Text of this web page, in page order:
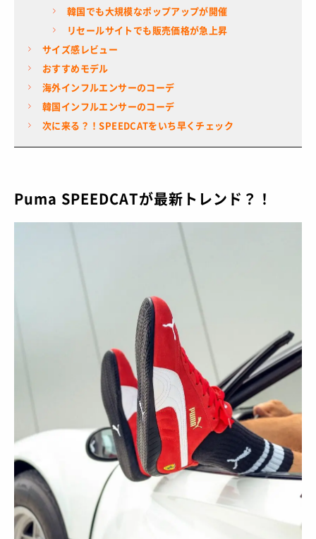
韓国でも大規模なポップアップが開催
リセールサイトでも販売価格が急上昇
サイズ感レビュー
おすすめモデル
海外インフルエンサーのコーデ
韓国インフルエンサーのコーデ
次に来る？！SPEEDCATをいち早くチェック
Puma SPEEDCATが最新トレンド？！